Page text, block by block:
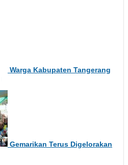
Warga Kabupaten Tangerang
Gemarikan Terus Digelorakan